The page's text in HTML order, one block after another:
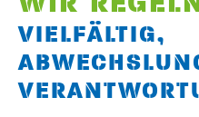
VIELFÄLTIG,